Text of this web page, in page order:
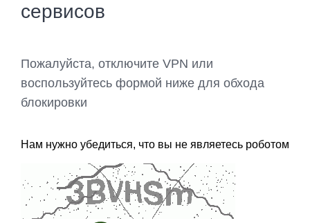
сервисов
Пожалуйста, отключите VPN или
воспользуйтесь формой ниже для обхода
блокировки
Нам нужно убедиться, что вы не являетесь роботом